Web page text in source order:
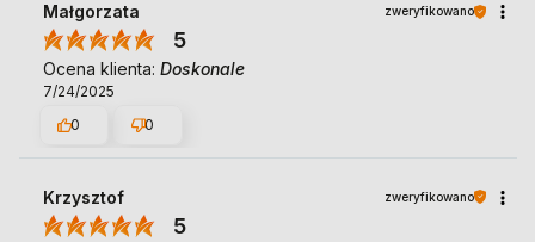
Małgorzata zweryfikowano
5
Ocena klienta: Doskonale
7/24/2025
0
0
Krzysztof zweryfikowano
5